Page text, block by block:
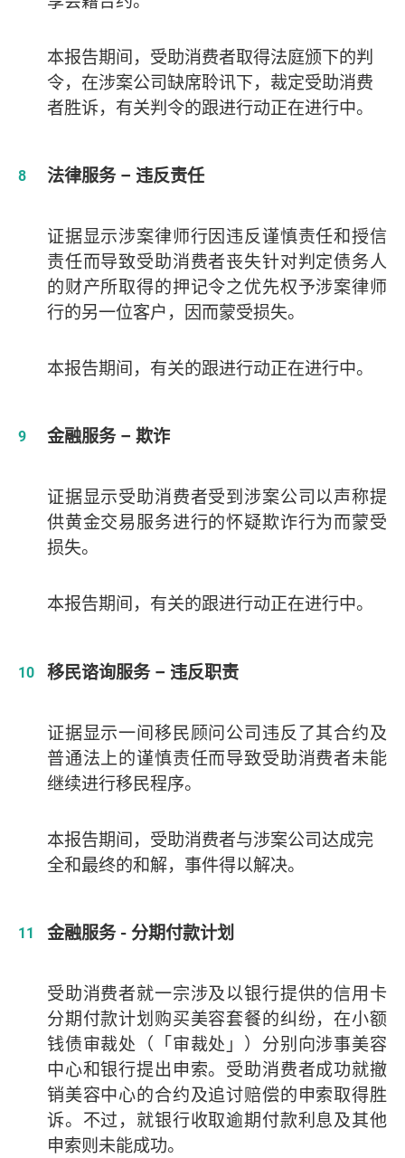
本报告期间，受助消费者取得法庭颁下的判
令，在涉案公司缺席聆讯下，裁定受助消费
者胜诉，有关判令的跟进行动正在进行中。
法律服务 – 违反责任
证据显示涉案律师行因违反谨慎责任和授信
责任而导致受助消费者丧失针对判定债务人
的财产所取得的押记令之优先权予涉案律师
行的另一位客户，因而蒙受损失。
本报告期间，有关的跟进行动正在进行中。
金融服务 – 欺诈
证据显示受助消费者受到涉案公司以声称提
供黄金交易服务进行的怀疑欺诈行为而蒙受
损失。
本报告期间，有关的跟进行动正在进行中。
移民谘询服务 – 违反职责
证据显示一间移民顾问公司违反了其合约及
普通法上的谨慎责任而导致受助消费者未能
继续进行移民程序。
本报告期间，受助消费者与涉案公司达成完
全和最终的和解，事件得以解决。
金融服务 - 分期付款计划
受助消费者就一宗涉及以银行提供的信用卡
分期付款计划购买美容套餐的纠纷，在小额
钱债审裁处（「审裁处」）分别向涉事美容
中心和银行提出申索。受助消费者成功就撤
销美容中心的合约及追讨赔偿的申索取得胜
诉。不过，就银行收取逾期付款利息及其他
申索则未能成功。